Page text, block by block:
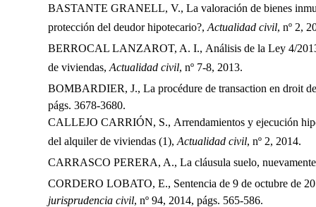
BASTANTE GRANELL, V., La valoración de bienes
protección del deudor hipotecario?,Actualidad civil, nº 2,
BERROCAL LANZAROT, A. I., Análisis de la Ley 4/
de viviendas,Actualidad civil, nº 7-8, 2013.
BOMBARDIER, J., La procédure de transaction en droit
págs. 3678-3680.
CALLEJO CARRIÓN, S., Arrendamientos y ejecución
del alquiler de viviendas (1),Actualidad civil, nº 2, 2014.
CARRASCO PERERA, A., La cláusula suelo, nuevamente
CORDERO LOBATO, E., Sentencia de 9 de octubre de
jurisprudencia civil, nº 94, 2014, págs. 565-586.